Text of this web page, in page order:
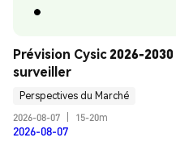
Prévision Cysic 2026-
surveiller
Perspectives du Marché
2026-08-07
15-20m
2026-08-07